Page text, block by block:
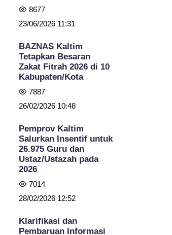
8677
23/06/2026 11:31
BAZNAS Kaltim
Tetapkan Besaran
Zakat Fitrah 2026 di 10
Kabupaten/Kota
7887
26/02/2026 10:48
Pemprov Kaltim
Salurkan Insentif untuk
26.975 Guru dan
Ustaz/Ustazah pada
2026
7014
28/02/2026 12:52
Klarifikasi dan
Pembaruan Informasi